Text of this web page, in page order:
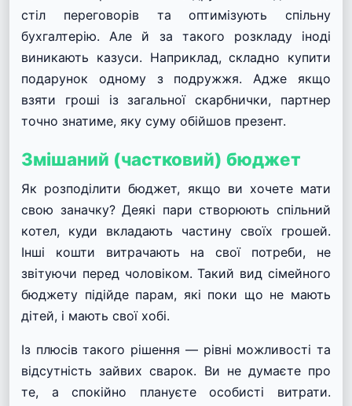
стіл переговорів та оптимізують спільну
бухгалтерію. Але й за такого розкладу іноді
виникають казуси. Наприклад, складно купити
подарунок одному з подружжя. Адже якщо
взяти гроші із загальної скарбнички, партнер
точно знатиме, яку суму обійшов презент.
Змішаний (частковий) бюджет
Як розподілити бюджет, якщо ви хочете мати
свою заначку? Деякі пари створюють спільний
котел, куди вкладають частину своїх грошей.
Інші кошти витрачають на свої потреби, не
звітуючи перед чоловіком. Такий вид сімейного
бюджету підійде парам, які поки що не мають
дітей, і мають свої хобі.
Із плюсів такого рішення — рівні можливості та
відсутність зайвих сварок. Ви не думаєте про
те, а спокійно плануєте особисті витрати.